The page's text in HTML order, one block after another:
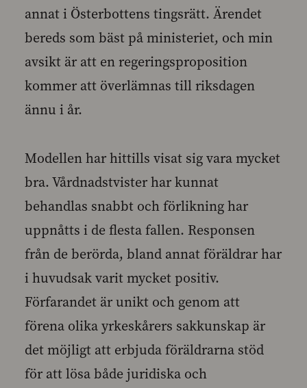
annat i Österbottens tingsrätt. Ärendet
bereds som bäst på ministeriet, och min
avsikt är att en regeringsproposition
kommer att överlämnas till riksdagen
ännu i år.
Modellen har hittills visat sig vara mycket
bra. Vårdnadstvister har kunnat
behandlas snabbt och förlikning har
uppnåtts i de flesta fallen. Responsen
från de berörda, bland annat föräldrar har
i huvudsak varit mycket positiv.
Förfarandet är unikt och genom att
förena olika yrkeskårers sakkunskap är
det möjligt att erbjuda föräldrarna stöd
för att lösa både juridiska och